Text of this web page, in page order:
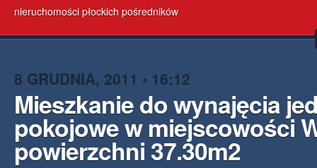
nieruchomości płockich pośredników
8 GRUDNIA, 2011 • 16:12
Mieszkanie do wynajęcia
pokojowe w miejscowości
powierzchni 37.30m2